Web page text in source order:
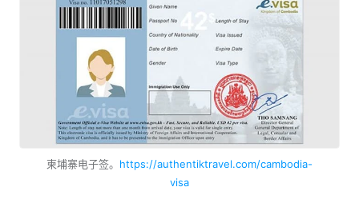
柬埔寨电子签。 https://authentiktravel.com/cambodia-
visa